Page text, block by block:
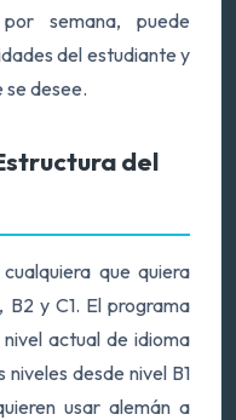
semana, puede
del estudiante y
desee.
del
que quiera
B2 y C1. El programa
actual de idioma
desde nivel B1
usar alemán a